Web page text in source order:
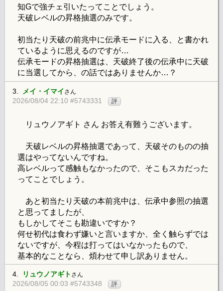
知Gで強チェ引いたってことでしょう。
天破レベルの昇格抽選のみです。
初当たり天破の前兆中に伝承モードに入る、と書かれ
ているように思えるのですが…
伝承モードの昇格抽選は、天破終了後の伝承中に天破
に当選してから、の話ではありませんか…？
3. メイ・イマイ さん
2026/08/04 22:10 #5743331 評
リュウノアギト さん お答え有難うございます。
天破レベルの昇格抽選であって、天破そのものの抽
選はやってないんですね。
高レベルって感触もなかったので、そこもスカだった
ってことでしょう。
あと初当たり天破の本前兆中は、伝承中参照の抽選
と思ってましたが、
もしかしてそこも勘違いですか？
何せ初代は食わず嫌いと言いますか、全く触らずでは
ないですが、今程は打ってはいなかったもので、
基本的なことなら、煩わせて申し訳ありません。
4. リュウノアギト さん
2026/08/05 00:03 #5743348 評